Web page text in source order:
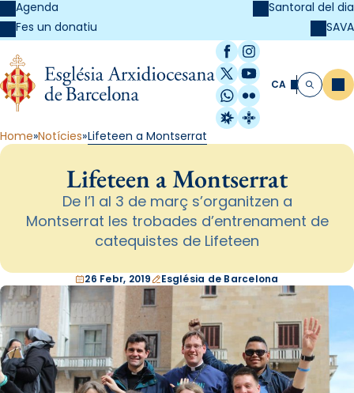
Agenda
Fes un donatiu
Santoral del dia
SAVA
Facebook
Instagram
X / Twitter
YouTube
WhatsApp
Flickr
Radio Estel
Catalunya
CA Cerca
Home Notícies Lifeteen a Montserrat
Lifeteen a Montserrat
De l’1 al 3 de març s’organitzen a
Montserrat les trobades d’entrenament de
catequistes de Lifeteen
26 Febr, 2019 Església de Barcelona